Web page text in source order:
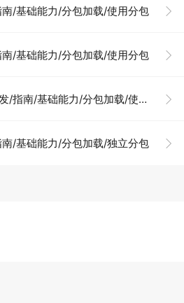
/基础能力/分包加载/使用分包
/基础能力/分包加载/使用分包
南/基础能力/分包加载/使用分包
/基础能力/分包加载/独立分包